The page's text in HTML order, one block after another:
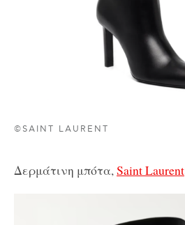
©SAINT LAURENT
Δερμάτινη μπότα,Saint Laurent